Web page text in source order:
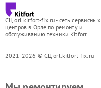
СЦ orl.kitfort-fix.ru - сеть сервисных
центров в Орле по ремонту и
обслуживанию техники Kitfort
2021-2026 © СЦ orl.kitfort-fix.ru